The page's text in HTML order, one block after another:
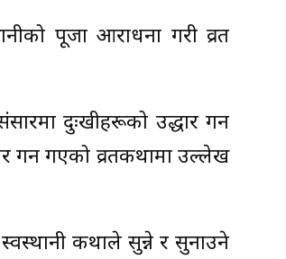
पूजा आराधना गरी व्रत
दुःखीहरूको उद्धार गर्न
गर्न गएको व्रतकथामा उल्लेख
कथाले सुन्ने र सुनाउने